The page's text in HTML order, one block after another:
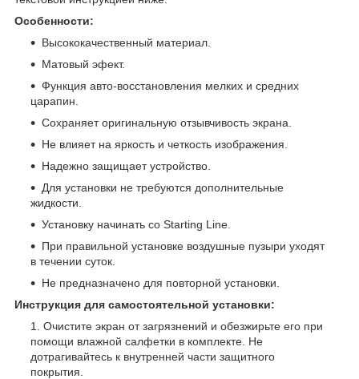
Особенности:
Высококачественный материал.
Матовый эфект.
Функция авто-восстановления мелких и средних
царапин.
Сохраняет оригинальную отзывчивость экрана.
Не влияет на яркость и четкость изображения.
Надежно защищает устройство.
Для установки не требуются дополнительные
жидкости.
Установку начинать со Starting Line.
При правильной установке воздушные пузыри уходят
в течении суток.
Не предназначено для повторной установки.
Инструкция для самостоятельной установки:
Очистите экран от загрязнений и обезжирьте его при
помощи влажной салфетки в комплекте. Не
дотрагивайтесь к внутренней части защитного
покрытия.